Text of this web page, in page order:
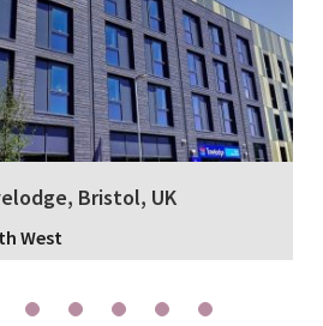
Bristol, UK
West